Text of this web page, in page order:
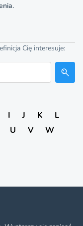
Cię interesuje:
I J K
L
U V
W